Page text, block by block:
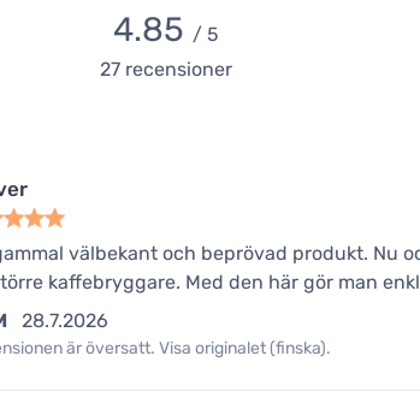
4.85 / 5
27 recensioner
välbekant och beprövad produkt. Nu
kaffebryggare. Med den här gör man
28.7.2026
är översatt. Visa originalet (finska).